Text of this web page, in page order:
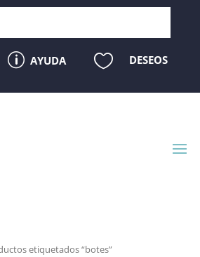
p AYUDA  DESEOS
etiquetados “botes”